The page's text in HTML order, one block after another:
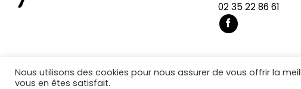
02 35 22 86 61
Copyright 2026 © Développé par Cocktail Numérique
Nous utilisons des cookies pour nous assurer de vous offrir la
vous en êtes satisfait.